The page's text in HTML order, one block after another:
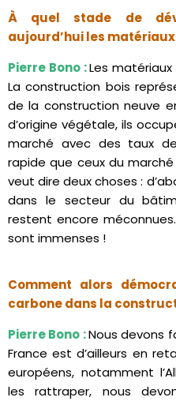
À quel stade de
aujourd’hui les
Pierre Bono :Les
La construction bois
de la construction neuve
d’origine végétale, ils
marché avec des taux
rapide que ceux du
veut dire deux choses :
dans le secteur du
restent encore
sont immenses !
Comment alors
carbone dans la
Pierre Bono :Nous devons
France est d’ailleurs en
européens, notamment
les rattraper, nous